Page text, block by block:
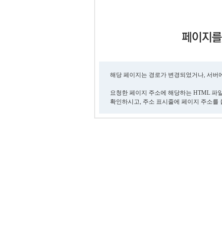
해당 페이지는 경로가 변경되었거나, 서
요청한 페이지 주소에 해당하는 HTML 파
확인하시고, 주소 표시줄에 페이지 주소